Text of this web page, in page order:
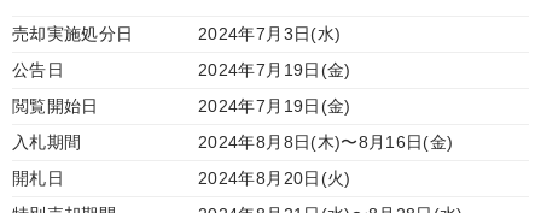
売却実施処分日
2024年7月3日(水)
公告日
2024年7月19日(金)
閲覧開始日
2024年7月19日(金)
入札期間
2024年8月8日(木)〜8月16日(金)
開札日
2024年8月20日(火)